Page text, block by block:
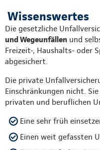
Wissenswertes
Die gesetzliche
und Wegeunfällen und
Freizeit-, Haushalts- oder
abgesichert.
Die private
Einschränkungen nicht.
privaten und beruflichen
Eine sehr früh
Einen weit gefassten